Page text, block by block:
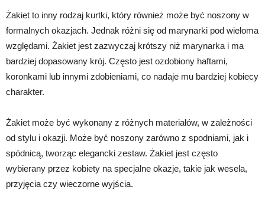
Żakiet to inny rodzaj kurtki, który również może być noszony w
formalnych okazjach. Jednak różni się od marynarki pod wieloma
względami. Żakiet jest zazwyczaj krótszy niż marynarka i ma
bardziej dopasowany krój. Często jest ozdobiony haftami,
koronkami lub innymi zdobieniami, co nadaje mu bardziej kobiecy
charakter.
Żakiet może być wykonany z różnych materiałów, w zależności
od stylu i okazji. Może być noszony zarówno z spodniami, jak i
spódnicą, tworząc elegancki zestaw. Żakiet jest często
wybierany przez kobiety na specjalne okazje, takie jak wesela,
przyjęcia czy wieczorne wyjścia.